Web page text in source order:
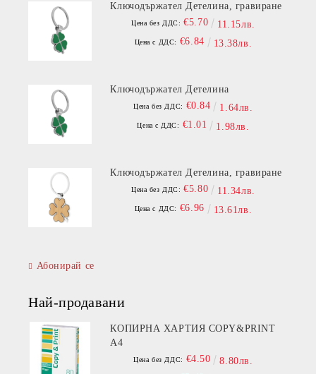
Ключодържател Детелина, гравиране
Цена без ДДС: €5.70 11.15лв.
Цена с ДДС: €6.84 13.38лв.
Ключодържател Детелина
Цена без ДДС: €0.84 1.64лв.
Цена с ДДС: €1.01 1.98лв.
Ключодържател Детелина, гравиране
Цена без ДДС: €5.80 11.34лв.
Цена с ДДС: €6.96 13.61лв.
Абонирай се
Най-продавани
КОПИРНА ХАРТИЯ COPY&PRINT
A4
Цена без ДДС: €4.50 8.80лв.